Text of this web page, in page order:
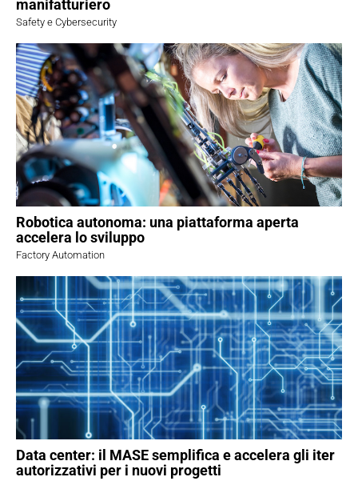
manifatturiero
Safety e Cybersecurity
Robotica autonoma: una piattaforma aperta
accelera lo sviluppo
Factory Automation
Data center: il MASE semplifica e accelera gli iter
autorizzativi per i nuovi progetti